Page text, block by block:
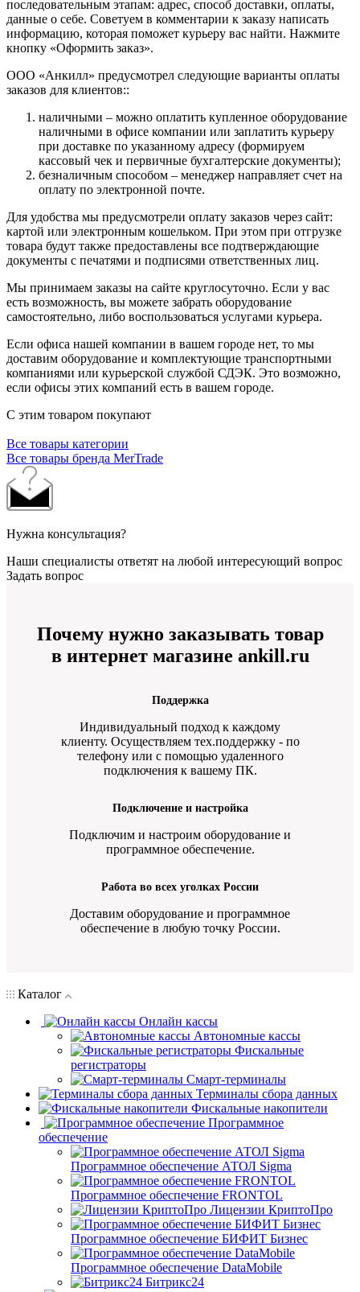
последовательным этапам: адрес, способ доставки, оплаты,
данные о себе. Советуем в комментарии к заказу написать
информацию, которая поможет курьеру вас найти. Нажмите
кнопку «Оформить заказ».
ООО «Анкилл» предусмотрел следующие варианты оплаты
заказов для клиентов::
наличными – можно оплатить купленное оборудование
наличными в офисе компании или заплатить курьеру
при доставке по указанному адресу (формируем
кассовый чек и первичные бухгалтерские документы);
безналичным способом – менеджер направляет счет на
оплату по электронной почте.
Для удобства мы предусмотрели оплату заказов через сайт:
картой или электронным кошельком. При этом при отгрузке
товара будут также предоставлены все подтверждающие
документы с печатями и подписями ответственных лиц.
Мы принимаем заказы на сайте круглосуточно. Если у вас
есть возможность, вы можете забрать оборудование
самостоятельно, либо воспользоваться услугами курьера.
Если офиса нашей компании в вашем городе нет, то мы
доставим оборудование и комплектующие транспортными
компаниями или курьерской службой СДЭК. Это возможно,
если офисы этих компаний есть в вашем городе.
С этим товаром покупают
Все товары категории
Все товары бренда MerTrade
Нужна консультация?
Наши специалисты ответят на любой интересующий вопрос
Задать вопрос
Почему нужно заказывать товар
в интернет магазине ankill.ru
Поддержка
Индивидуальный подход к каждому
клиенту. Осуществляем тех.поддержку - по
телефону или с помощью удаленного
подключения к вашему ПК.
Подключение и настройка
Подключим и настроим оборудование и
программное обеспечение.
Работа во всех уголках России
Доставим оборудование и программное
обеспечение в любую точку России.
Каталог
Онлайн кассы
Автономные кассы
Фискальные
регистраторы
Смарт-терминалы
Терминалы сбора данных
Фискальные накопители
Программное
обеспечение
Программное обеспечение АТОЛ Sigma
Программное обеспечение FRONTOL
Лицензии КриптоПро
Программное обеспечение БИФИТ Бизнес
Программное обеспечение DataMobile
Битрикс24